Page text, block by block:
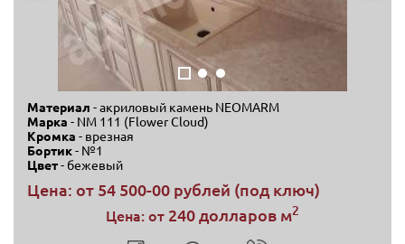
Материал - акриловый камень NEOMARM
Марка - NM 111 (Flower Cloud)
Кромка - врезная
Бортик- №1
Цвет- бежевый
Цена: от 54 500-00 рублей (под ключ)
Цена: от 240 долларов м2